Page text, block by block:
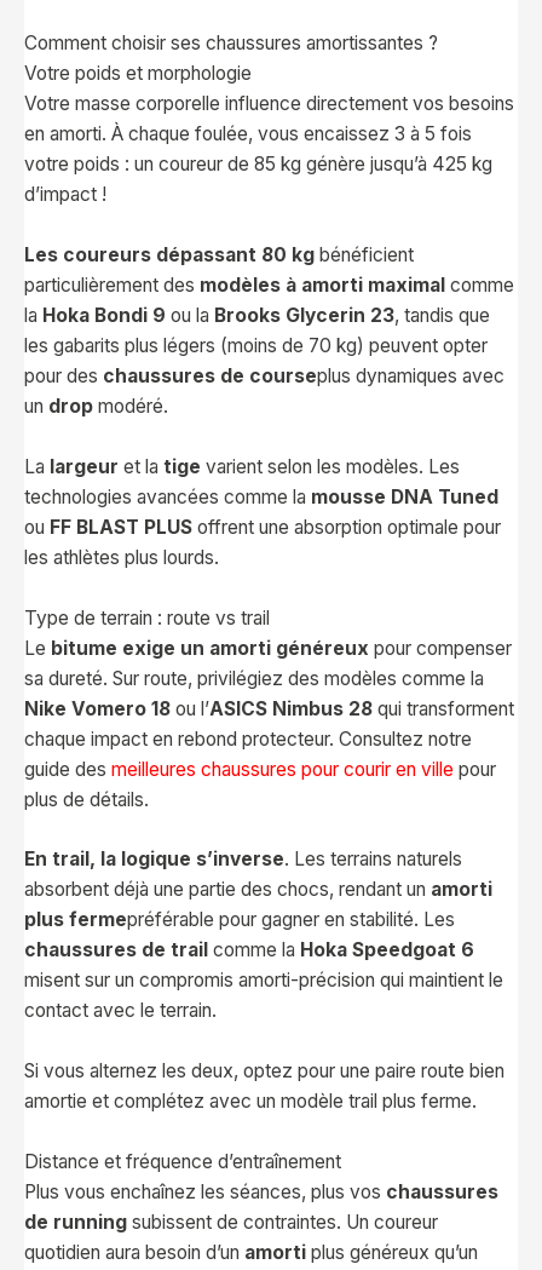
Comment choisir ses chaussures amortissantes ?
Votre poids et morphologie
Votre masse corporelle influence directement vos besoins
en amorti. À chaque foulée, vous encaissez 3 à 5 fois
votre poids : un coureur de 85 kg génère jusqu’à 425 kg
d’impact !
Les coureurs dépassant 80 kg bénéficient
particulièrement des modèles à amorti maximal comme
la Hoka Bondi 9 ou la Brooks Glycerin 23, tandis que
les gabarits plus légers (moins de 70 kg) peuvent opter
pour des chaussures de courseplus dynamiques avec
un drop modéré.
La largeur et la tige varient selon les modèles. Les
technologies avancées comme la mousse DNA Tuned
ou FF BLAST PLUS offrent une absorption optimale pour
les athlètes plus lourds.
Type de terrain : route vs trail
Le bitume exige un amorti généreux pour compenser
sa dureté. Sur route, privilégiez des modèles comme la
Nike Vomero 18 ou l’ASICS Nimbus 28 qui transforment
chaque impact en rebond protecteur. Consultez notre
guide des meilleures chaussures pour courir en ville pour
plus de détails.
En trail, la logique s’inverse. Les terrains naturels
absorbent déjà une partie des chocs, rendant un amorti
plus fermepréférable pour gagner en stabilité. Les
chaussures de trail comme la Hoka Speedgoat 6
misent sur un compromis amorti-précision qui maintient le
contact avec le terrain.
Si vous alternez les deux, optez pour une paire route bien
amortie et complétez avec un modèle trail plus ferme.
Distance et fréquence d’entraînement
Plus vous enchaînez les séances, plus vos chaussures
de running subissent de contraintes. Un coureur
quotidien aura besoin d’un amorti plus généreux qu’un